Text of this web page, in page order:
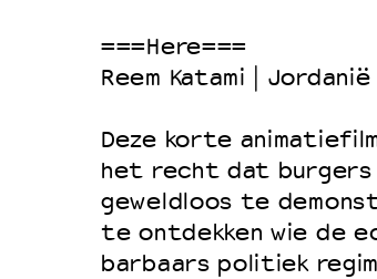
Duurzaamheid
Culturele boycot
Ruimte voor artistieke
===Here===
Reem Katami | Jordanië
Deze korte
het recht dat burgers
geweldloos te
te ontdekken wie de
barbaars politiek